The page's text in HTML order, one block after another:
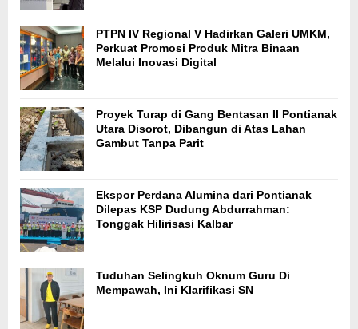
PTPN IV Regional V Hadirkan Galeri UMKM,
Perkuat Promosi Produk Mitra Binaan
Melalui Inovasi Digital
Proyek Turap di Gang Bentasan II Pontianak
Utara Disorot, Dibangun di Atas Lahan
Gambut Tanpa Parit
Ekspor Perdana Alumina dari Pontianak
Dilepas KSP Dudung Abdurrahman:
Tonggak Hilirisasi Kalbar
Tuduhan Selingkuh Oknum Guru Di
Mempawah, Ini Klarifikasi SN